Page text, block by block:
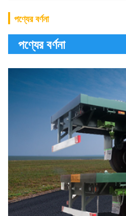
পণ্যের বর্ণনা
পণ্যের বর্ণনা